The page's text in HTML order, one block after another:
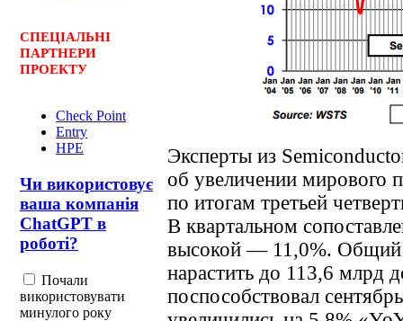
СПЕЦІАЛЬНІ
ПАРТНЕРИ
ПРОЕКТУ
Check Point
Entry
HPE
Чи використовує
ваша компанія
ChatGPT в
роботі?
Почали
використовувати
минулого року
Эксперты из
об увеличении мирового
по итогам третьей
В квартальном
высокой — 11,0%. Общий
нарастить до 113,6 млрд
поспособствовал